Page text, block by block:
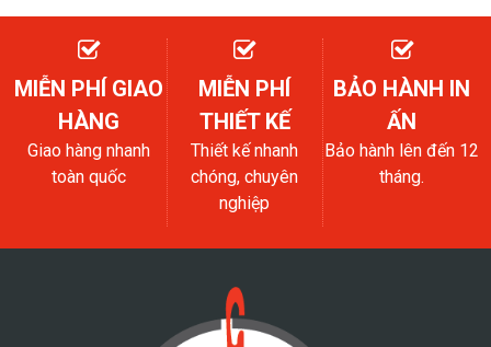
MIỄN PHÍ GIAO
HÀNG
Giao hàng nhanh
toàn quốc
MIỄN PHÍ
THIẾT KẾ
Thiết kế nhanh
chóng, chuyên
nghiệp
BẢO HÀNH IN
ẤN
Bảo hành lên đến 12
tháng.